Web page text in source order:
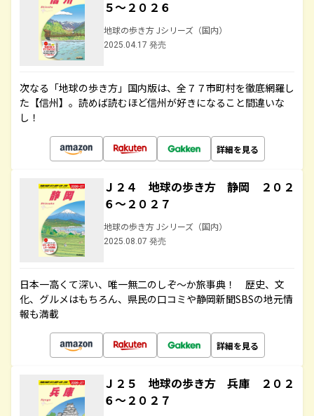
５～２０２６
地球の歩き方 Jシリーズ（国内）
2025.04.17 発売
次なる「地球の歩き方」国内版は、全７７市町村を徹底網羅し
た【信州】。読めば読むほど信州が好きになること間違いな
し！
詳細を見る
Ｊ２４ 地球の歩き方 静岡 ２０２
６～２０２７
地球の歩き方 Jシリーズ（国内）
2025.08.07 発売
日本一高くて深い、唯一無二のしぞ～か旅事典！ 歴史、文
化、グルメはもちろん、県民の口コミや静岡新聞SBSの地元情
報も満載
詳細を見る
Ｊ２５ 地球の歩き方 兵庫 ２０２
６～２０２７